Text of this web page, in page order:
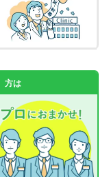
方は